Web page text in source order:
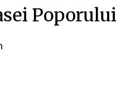
Poporului